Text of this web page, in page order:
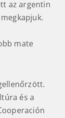
92
amiben a
az argentin